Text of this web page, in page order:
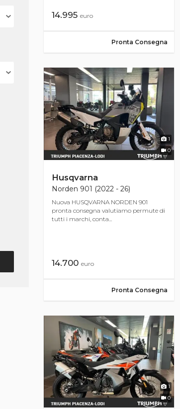
14.995 euro
Pronta Consegna
1
0
Husqvarna
Norden 901 (2022 - 26)
Nuova HUSQVARNA NORDEN 901
pronta consegna valutiamo permute di
tutti i marchi, conta...
14.700 euro
Pronta Consegna
1
0